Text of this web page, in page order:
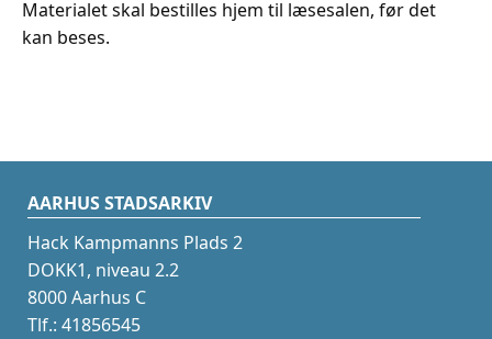
Materialet skal bestilles hjem til læsesalen, før det
kan beses.
AARHUS STADSARKIV
Hack Kampmanns Plads 2
DOKK1, niveau 2.2
8000 Aarhus C
Tlf.: 41856545